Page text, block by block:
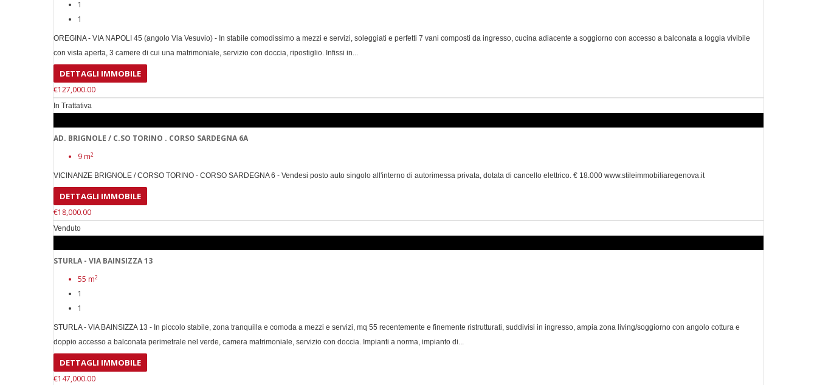
1
1
OREGINA - VIA NAPOLI 45 (angolo Via Vesuvio) - In stabile comodissimo a mezzi e servizi, soleggiati e perfetti 7 vani composti da ingresso, cucina adiacente a soggiorno con accesso a balconata a loggia vivibile
con vista aperta, 3 camere di cui una matrimoniale, servizio con doccia, ripostiglio. Infissi in...
DETTAGLI IMMOBILE
€127,000.00
In Trattativa
AD. BRIGNOLE / C.SO TORINO . CORSO SARDEGNA 6A
9 m2
VICINANZE BRIGNOLE / CORSO TORINO - CORSO SARDEGNA 6 - Vendesi posto auto singolo all'interno di autorimessa privata, dotata di cancello elettrico. € 18.000 www.stileimmobiliaregenova.it
DETTAGLI IMMOBILE
€18,000.00
Venduto
STURLA - VIA BAINSIZZA 13
55 m2
1
1
STURLA - VIA BAINSIZZA 13 - In piccolo stabile, zona tranquilla e comoda a mezzi e servizi, mq 55 recentemente e finemente ristrutturati, suddivisi in ingresso, ampia zona living/soggiorno con angolo cottura e
doppio accesso a balconata perimetrale nel verde, camera matrimoniale, servizio con doccia. Impianti a norma, impianto di...
DETTAGLI IMMOBILE
€147,000.00